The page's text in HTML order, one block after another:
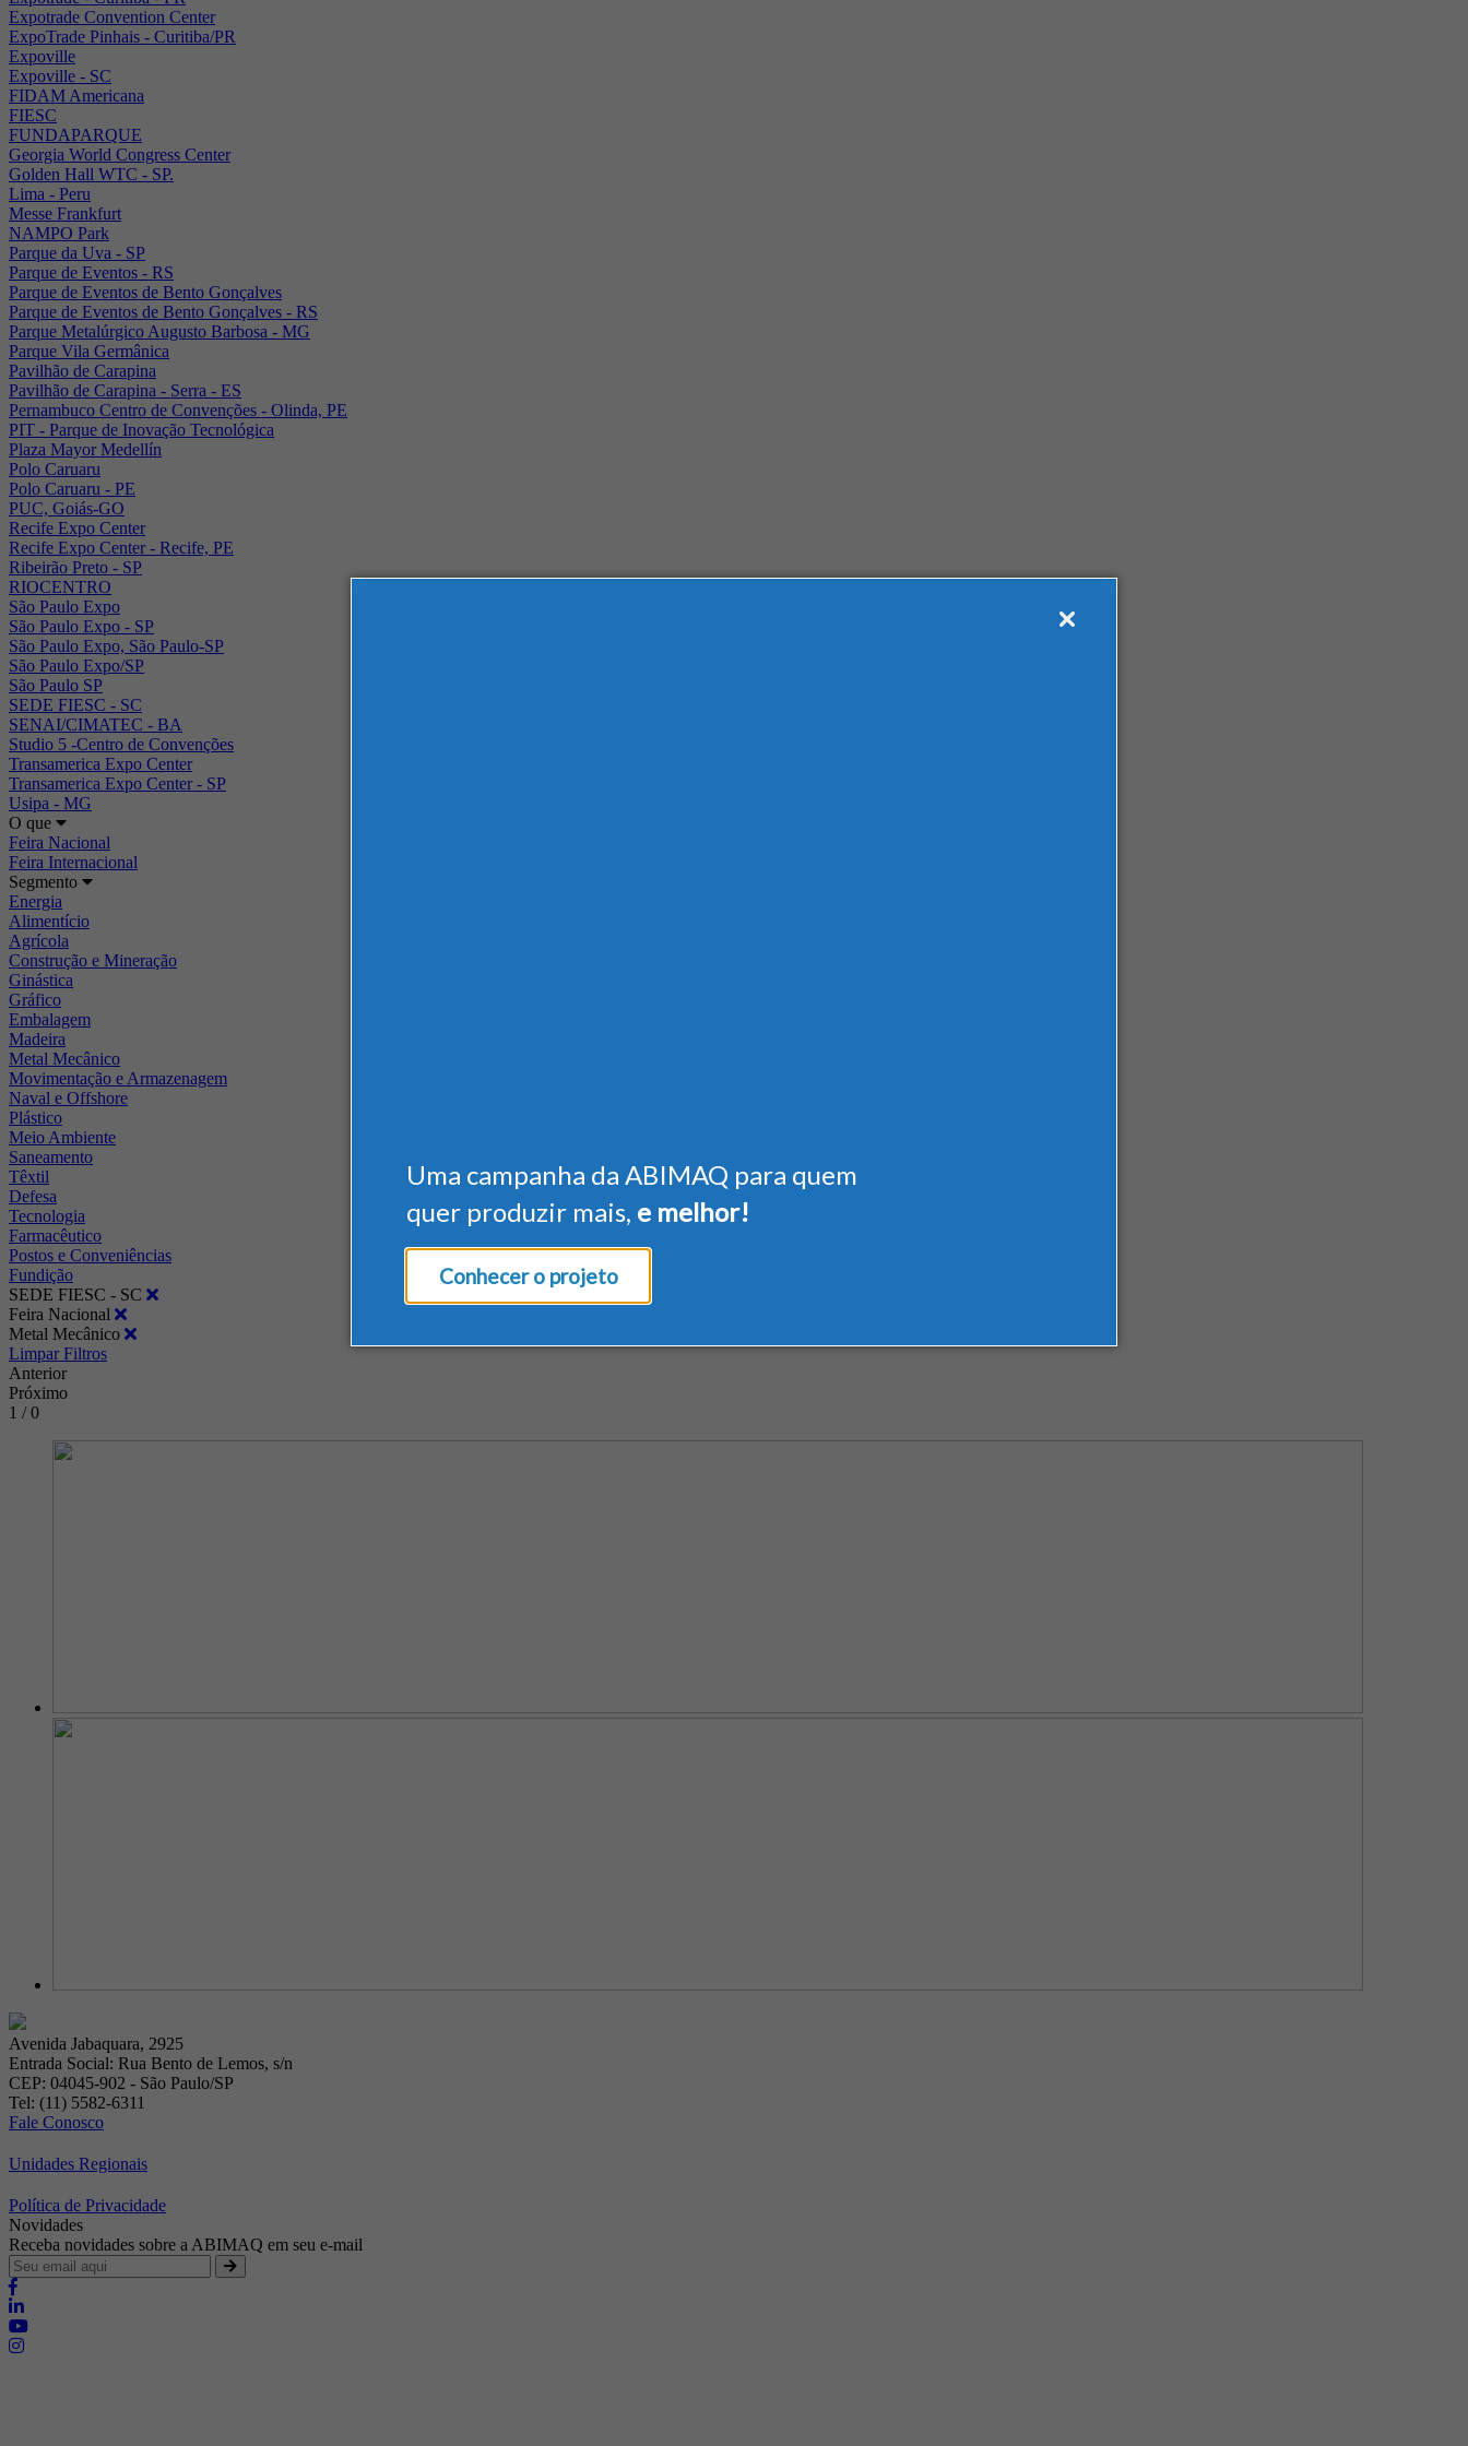
Uma campanha da ABIMAQ para quem
quer produzir mais, e melhor!
Conhecer o projeto
Expotrade Convention Center
ExpoTrade Pinhais - Curitiba/PR
Expoville
Expoville - SC
FIDAM Americana
FIESC
FUNDAPARQUE
Georgia World Congress Center
Golden Hall WTC - SP.
Lima - Peru
Messe Frankfurt
NAMPO Park
Parque da Uva - SP
Parque de Eventos - RS
Parque de Eventos de Bento Gonçalves
Parque de Eventos de Bento Gonçalves - RS
Parque Metalúrgico Augusto Barbosa - MG
Parque Vila Germânica
Pavilhão de Carapina
Pavilhão de Carapina - Serra - ES
Pernambuco Centro de Convenções - Olinda, PE
PIT - Parque de Inovação Tecnológica
Plaza Mayor Medellín
Polo Caruaru
Polo Caruaru - PE
PUC, Goiás-GO
Recife Expo Center
Recife Expo Center - Recife, PE
Ribeirão Preto - SP
RIOCENTRO
São Paulo Expo
São Paulo Expo - SP
São Paulo Expo, São Paulo-SP
São Paulo Expo/SP
São Paulo SP
SEDE FIESC - SC
SENAI/CIMATEC - BA
Studio 5 -Centro de Convenções
Transamerica Expo Center
Transamerica Expo Center - SP
Usipa - MG
O que
Feira Nacional
Feira Internacional
Segmento
Energia
Alimentício
Agrícola
Construção e Mineração
Ginástica
Gráfico
Embalagem
Madeira
Metal Mecânico
Movimentação e Armazenagem
Naval e Offshore
Plástico
Meio Ambiente
Saneamento
Têxtil
Defesa
Tecnologia
Farmacêutico
Postos e Conveniências
Fundição
SEDE FIESC - SC
Feira Nacional
Metal Mecânico
Limpar Filtros
Anterior
Próximo
1 / 0
Avenida Jabaquara, 2925
Entrada Social: Rua Bento de Lemos, s/n
CEP: 04045-902 - São Paulo/SP
Tel: (11) 5582-6311
Fale Conosco
Unidades Regionais
Política de Privacidade
Novidades
Receba novidades sobre a ABIMAQ em seu e-mail